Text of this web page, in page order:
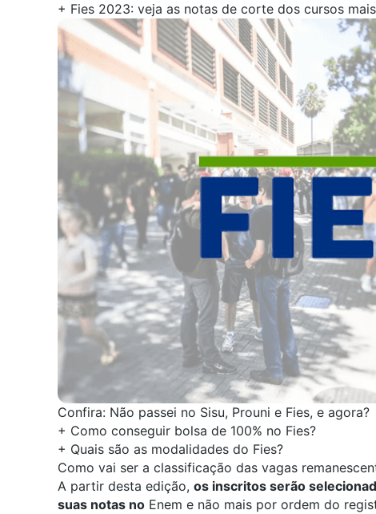
+ Fies 2023: veja as notas de corte dos cursos
Confira: Não passei no Sisu, Prouni e Fies, e agora?
+ Como conseguir bolsa de 100% no Fies?
+ Quais são as modalidades do Fies?
Como vai ser a classificação das vagas
A partir desta edição, os inscritos serão seleciona
suas notas no Enem e não mais por ordem do